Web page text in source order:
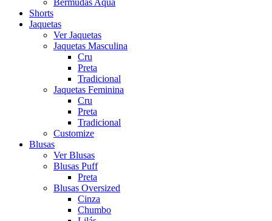
Bermudas Aqua
Shorts
Jaquetas
Ver Jaquetas
Jaquetas Masculina
Cru
Preta
Tradicional
Jaquetas Feminina
Cru
Preta
Tradicional
Customize
Blusas
Ver Blusas
Blusas Puff
Preta
Blusas Oversized
Cinza
Chumbo